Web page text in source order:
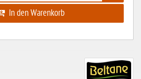
In den Warenkorb